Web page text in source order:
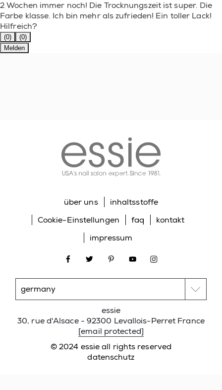
2 Wochen immer noch! Die Trocknungszeit ist super. Die
Farbe klasse. Ich bin mehr als zufrieden! Ein toller Lack!
Hilfreich?
(0)
(0)
Melden
© 2024 essie all rights reserved
datenschutz
über uns
inhaltsstoffe
Cookie-Einstellungen
faq
kontakt
impressum
facebooktwitter pinterestyoutubeinstagram
essie
30, rue d'Alsace - 92300 Levallois-Perret France
[email protected]